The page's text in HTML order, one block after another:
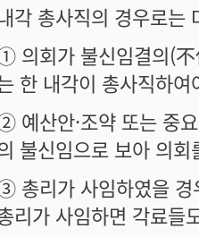
각 총사직의 경우로는
의회가 불신임결의(
한 내각이 총사직하여
예산안·조약 또는 중
불신임으로 보아 의
총리가 사임하였을 경
리가 사임하면 각료들